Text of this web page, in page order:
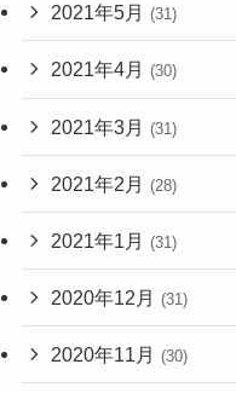
2021年5月 (31)
2021年4月 (30)
2021年3月 (31)
2021年2月 (28)
2021年1月 (31)
2020年12月 (31)
2020年11月 (30)